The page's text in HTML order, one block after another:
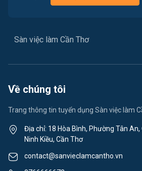
Sàn việc làm Cần Thơ
Về chúng tôi
Trang thông tin tuyển dụng Sàn việc làm
Địa chỉ: 18 Hòa Bình, Phường Tân An,
Ninh Kiều, Cần Thơ
contact@sanvieclamcantho.vn